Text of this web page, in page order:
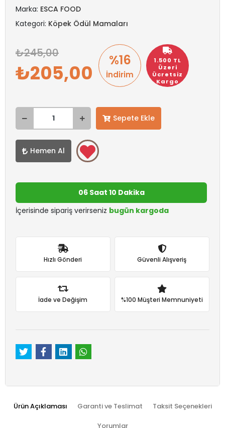
Marka: ESCA FOOD
Kategori: Köpek Ödül Mamaları
1.500 TL
Üzeri
Ücretsiz
Kargo
%16
İndirim
245,00
205,00
Sepete Ekle
Hemen Al
06 Saat 10 Dakika
İçerisinde sipariş verirseniz bugün kargoda
Hızlı Gönderi Güvenli Alışveriş
İade ve Değişim %100 Müşteri Memnuniyeti
Ürün Açıklaması Garanti ve Teslimat Taksit Seçenekleri
Yorumlar